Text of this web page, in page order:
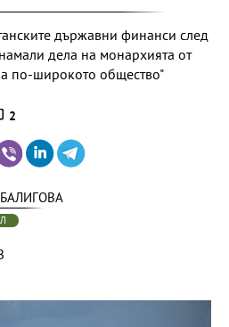
държавни финанси след
дела на монархията от
по-широкото общество"
2